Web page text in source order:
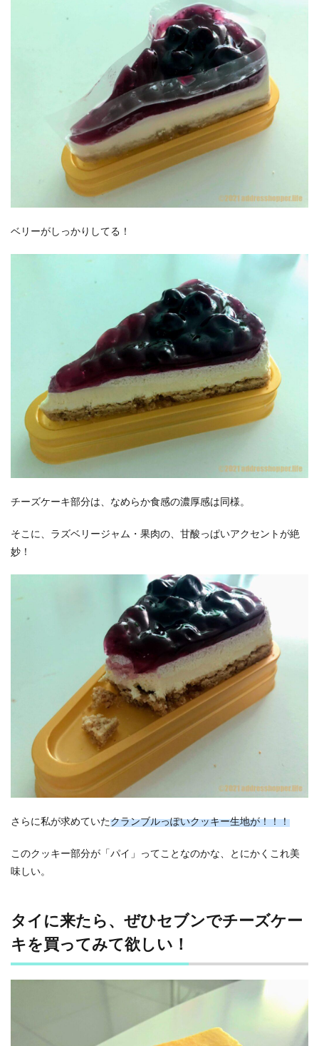
ベリーがしっかりしてる！
チーズケーキ部分は、なめらか食感の濃厚感は同様。
そこに、ラズベリージャム・果肉の、甘酸っぱいアクセントが絶
妙！
さらに私が求めていたクランブルっぽいクッキー生地が！！！
このクッキー部分が「パイ」ってことなのかな、とにかくこれ美
味しい。
タイに来たら、ぜひセブンでチーズケー
キを買ってみて欲しい！